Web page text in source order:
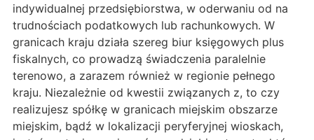
indywidualnej przedsiębiorstwa, w oderwaniu od na
trudnościach podatkowych lub rachunkowych. W
granicach kraju działa szereg biur księgowych plus
fiskalnych, co prowadzą świadczenia paralelnie
terenowo, a zarazem również w regionie pełnego
kraju. Niezależnie od kwestii związanych z, to czy
realizujesz spółkę w granicach miejskim obszarze
miejskim, bądź w lokalizacji peryferyjnej wioskach,